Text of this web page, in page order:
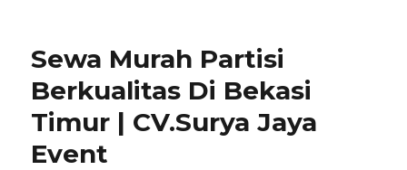
Sewa Murah Partisi
Berkualitas Di Bekasi
Timur | CV.Surya Jaya
Event